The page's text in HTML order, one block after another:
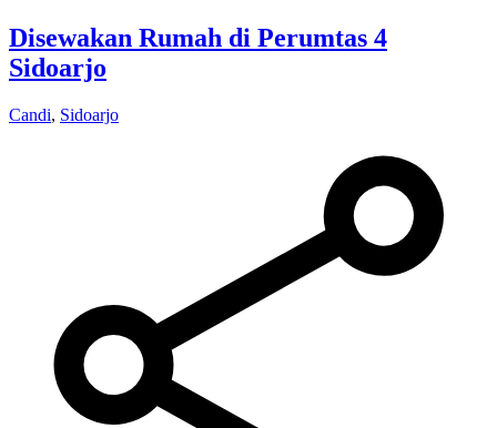
Disewakan Rumah di Perumtas 4
Sidoarjo
Candi, Sidoarjo